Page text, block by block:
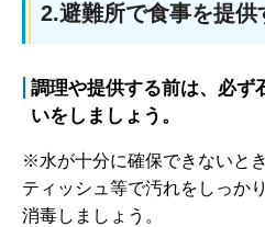
2.避難所で食事を提供
調理や提供する前は、必ず
いをしましょう。
※水が十分に確保できないと
ティッシュ等で汚れをしっか
消毒しましょう。